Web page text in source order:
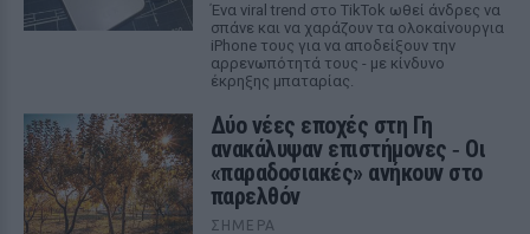
Ένα viral trend στο TikTok ωθεί άνδρες να
σπάνε και να χαράζουν τα ολοκαίνουργια
iPhone τους για να αποδείξουν την
αρρενωπότητά τους - με κίνδυνο
έκρηξης μπαταρίας.
Δύο νέες εποχές στη Γη
ανακάλυψαν επιστήμονες ‑ Oι
«παραδοσιακές» ανήκουν στο
παρελθόν
ΣΉΜΕΡΑ